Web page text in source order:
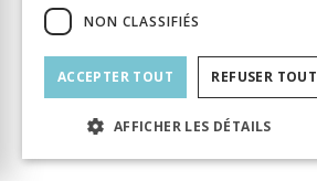
Format
140x225
NON CLASSIFIÉS
ACCEPTER TOUT REFUSER TOUT
AFFICHER LES DÉTAILS